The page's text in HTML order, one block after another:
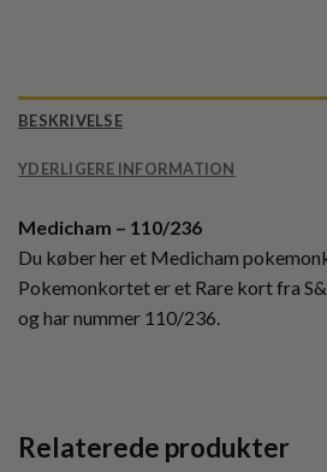
BESKRIVELSE
YDERLIGERE INFORMATION
Medicham – 110/236
Du køber her et Medicham
Pokemonkortet er et Rare kort fra
og har nummer 110/236.
Relaterede produkter